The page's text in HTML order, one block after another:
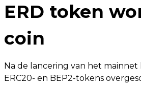
ERD token
coin
Na de lancering van het mainnet
ERC20- en BEP2-tokens